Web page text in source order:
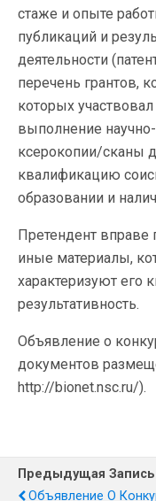
стаже и опыте
публикаций и
деятельности
перечень грантов,
которых
выполнение
ксерокопии/сканы
квалификацию
образовании и
Претендент
иные материалы,
характеризуют его
результативность.
Объявление о
документов
http://bionet.nsc.ru/).
Предыдущая Запись
Объявление О